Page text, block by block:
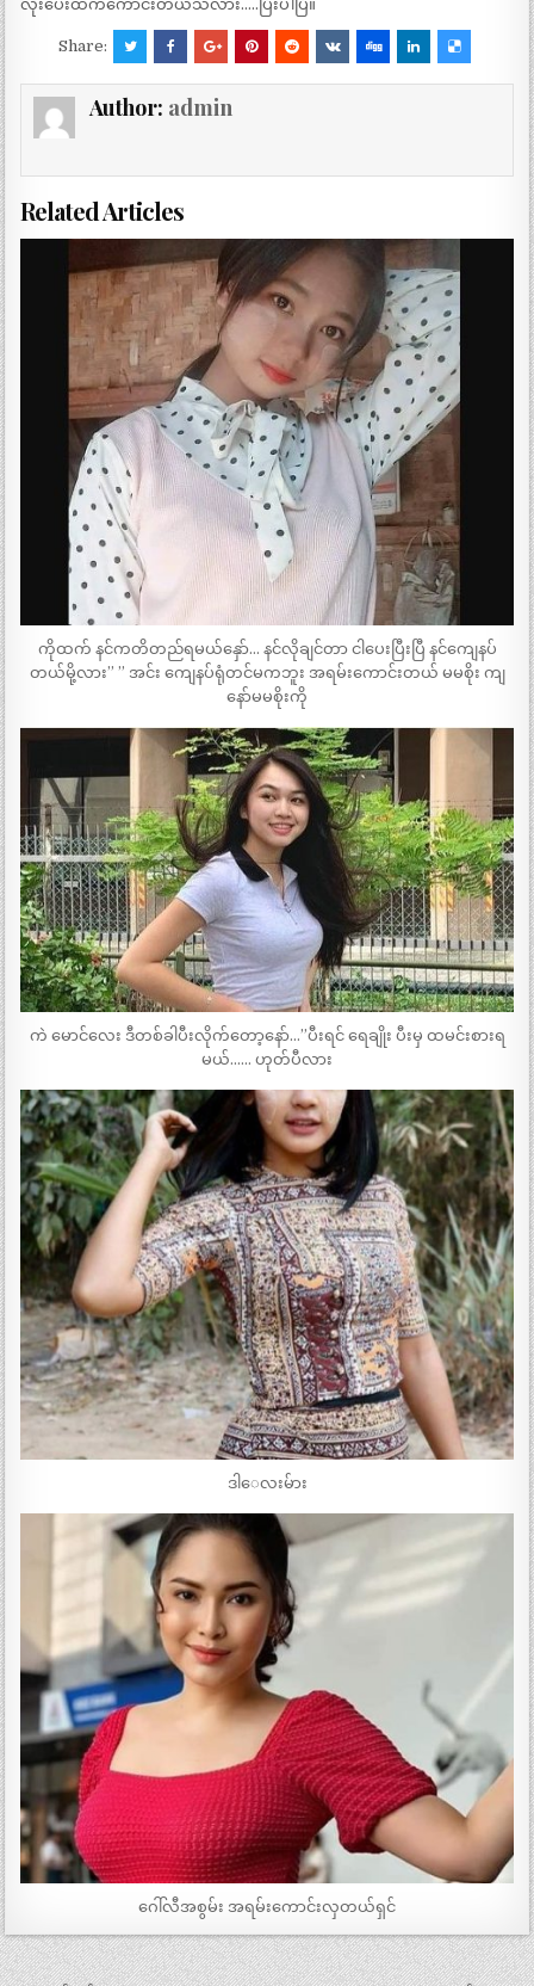
လိုးပေးထက်ကောင်းတယိသိလား…..ပြီးပါပြီ။
Share:
Author: admin
Related Articles
ကိုထက် နင်ကတိတည်ရမယ်နှော်… နင်လိုချင်တာ ငါပေးပြီးပြီ နင်ကျေနပ်
တယ်မို့လား” ” အင်း ကျေနပ်ရုံတင်မကဘူး အရမ်းကောင်းတယ် မမစိုး ကျ
နော်မမစိုးကို
ကဲ မောင်လေး ဒီတစ်ခါပီးလိုက်တော့နော်…”ပီးရင် ရေချိုး ပီးမှ ထမင်းစားရ
မယ်…… ဟုတ်ပီလား
ဒါေလးမ်ား
ဂေါ်လီအစွမ်း အရမ်းကောင်းလှတယ်ရှင်